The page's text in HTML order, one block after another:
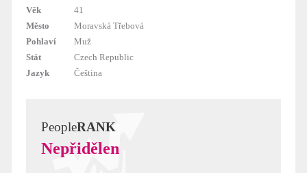
Věk
41
Město
Moravská Třebová
Pohlaví
Muž
Stát
Czech Republic
Jazyk
Čeština
PeopleRANK
Nepřidělen